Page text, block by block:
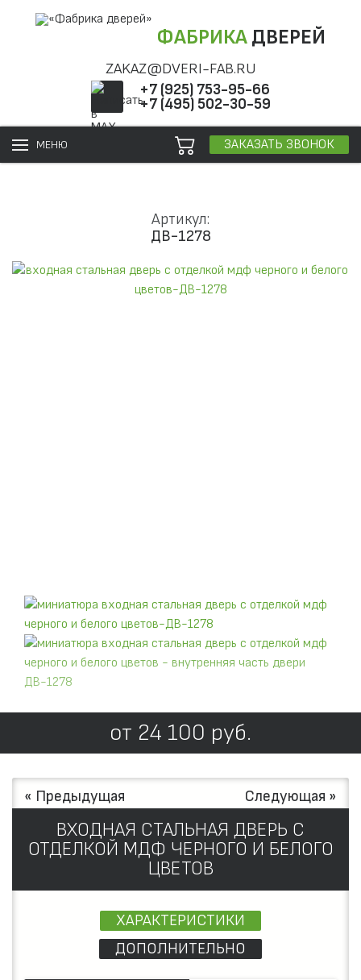
ФАБРИКАДВЕРЕЙ
ZAKAZ@DVERI-FAB.RU
+7 (925) 753-95-66
+7 (495) 502-30-59
МЕНЮ ЗАКАЗАТЬ ЗВОНОК
Артикул:
ДВ-1278
от 24 100 руб.
« Предыдущая Следующая »
ВХОДНАЯ СТАЛЬНАЯ ДВЕРЬ С
ОТДЕЛКОЙ МДФ ЧЕРНОГО И БЕЛОГО
ЦВЕТОВ
ХАРАКТЕРИСТИКИ
ДОПОЛНИТЕЛЬНО